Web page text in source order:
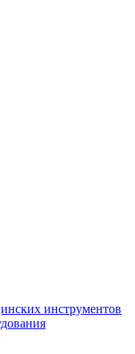
инструментов